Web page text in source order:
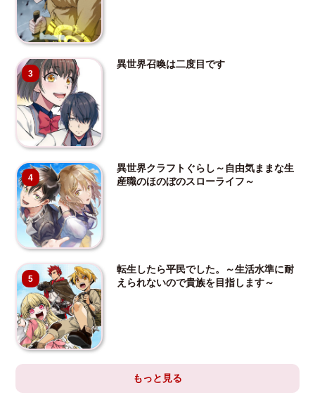
3
異世界召喚は二度目です
4
異世界クラフトぐらし～自由気ままな生
産職のほのぼのスローライフ～
5
転生したら平民でした。～生活水準に耐
えられないので貴族を目指します～
もっと見る